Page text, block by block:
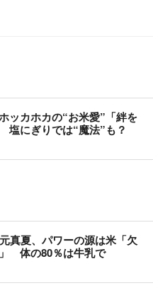
ッカホカの“お米愛”「絆を
にぎりでは“魔法”も？
真夏、パワーの源は米「欠
体の80％は牛乳で